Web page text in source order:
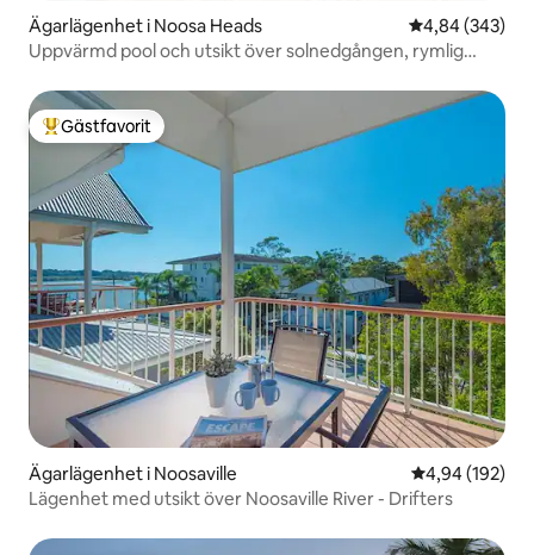
Ägarlägenhet i Noosa Heads 4,84 av 5 i
4,84 (343)
Uppvärmd pool och utsikt över solnedgången, rymlig
Populär gästfavorit
Gästfavorit
Ägarlägenhet i Noosaville 4,94 av 5 i
4,94 (192)
Lägenhet med utsikt över Noosaville River - Drifters